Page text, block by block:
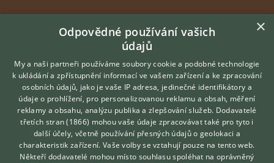
DOMOVSKÁ STRÁNKA
INZERCE
DISKUSE
ČLÁNKY
O nás
Kontakt
Možnosti zvýraznění inzerátů
Podmínky užití
Hledáte zvířecího kamaráda?
Zdarma vám poradí
VETERINÁŘ ONLINE
×
Odpovědné používání vašich
údajů
My a naši partneři používáme soubory cookie a podobné technologie
k ukládání a zpřístupnění informací ve vašem zařízení a ke zpracování
osobních údajů, jako je vaše IP adresa, jedinečné identifikátory a
údaje o prohlížení, pro personalizovanou reklamu a obsah, měření
reklamy a obsahu, analýzu publika a zlepšování služeb. Dodavatelé
třetích stran (1866) mohou vaše údaje zpracovávat také pro tyto i
další účely, včetně používání přesných údajů o geolokaci a
charakteristik zařízení. Vaše volby se vztahují pouze na tento web.
Někteří dodavatelé mohou místo souhlasu spoléhat na oprávněný